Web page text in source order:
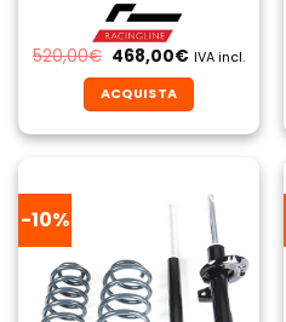
520,00€ Il
prezzo
originale
era:
520,00€.
468,00€Il
attuale
è:
468,00€.
IVA incl.
ACQUISTA
-10%